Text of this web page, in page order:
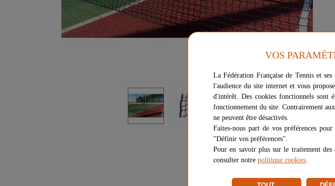
VOS
La Fédération Française de Tennis et
l'audience du site internet et vous
d'intérêt. Des cookies fonctionnels sont
fonctionnement du site. Contrairement
ne peuvent être désactivés.
Faites-nous part de vos préférences
"Définir vos préférences".
Pour en savoir plus sur le traitement
consulter notre politique cookies.